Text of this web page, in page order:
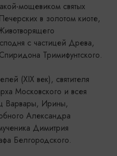
мощевиком святых
в золотом киоте,
с частицей Древа,
Тримифунтского.
(XIX век), святителя
Московского и всея
Варвары, Ирины,
Александра
Димитрия
Белгородского.